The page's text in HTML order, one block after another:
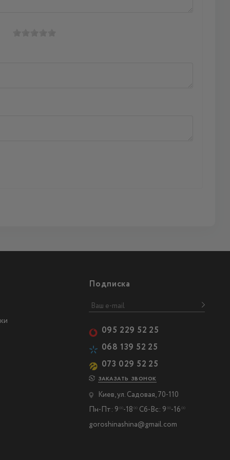
Подписка
095 229 52 25
068 139 52 25
073 029 52 25
ЗАКАЗАТЬ ЗВОНОК
Киев, ул. Садовая, 70-110
Пн-Пт: 9 00-18 00Сб-Вс: 9 00-16 00
goroshinashina@gmail.com